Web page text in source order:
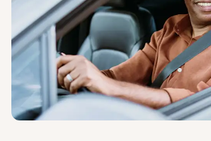
Toutes les activités couvertes
Vous ne trouvez pas votre activité ?
Comparatif RC Pro 2026 : Quel
choisir pour votre entreprise ?